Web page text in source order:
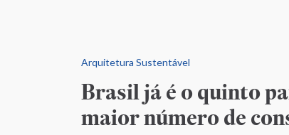
Arquitetura Sustentável
Brasil já é o quinto
maior número de